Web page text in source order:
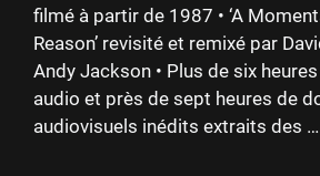
filmé à partir de 1987 • ‘A
Reason’ revisité et remixé par
Andy Jackson • Plus de six
audio et près de sept heures de
audiovisuels inédits extraits des …